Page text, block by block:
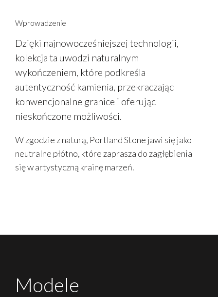
Wprowadzenie
Dzięki najnowocześniejszej technologii,
kolekcja ta uwodzi naturalnym
wykończeniem, które podkreśla
autentyczność kamienia, przekraczając
konwencjonalne granice i oferując
nieskończone możliwości.
W zgodzie z naturą, Portland Stone jawi się jako
neutralne płótno, które zaprasza do zagłębienia
się w artystyczną krainę marzeń.
Modele